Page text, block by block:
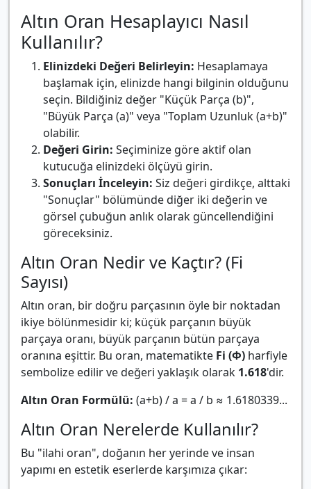
Altın Oran Hesaplayıcı Nasıl
Kullanılır?
Elinizdeki Değeri Belirleyin: Hesaplamaya
başlamak için, elinizde hangi bilginin olduğunu
seçin. Bildiğiniz değer "Küçük Parça (b)",
"Büyük Parça (a)" veya "Toplam Uzunluk (a+b)"
olabilir.
Değeri Girin: Seçiminize göre aktif olan
kutucuğa elinizdeki ölçüyü girin.
Sonuçları İnceleyin: Siz değeri girdikçe, alttaki
"Sonuçlar" bölümünde diğer iki değerin ve
görsel çubuğun anlık olarak güncellendiğini
göreceksiniz.
Altın Oran Nedir ve Kaçtır? (Fi
Sayısı)
Altın oran, bir doğru parçasının öyle bir noktadan
ikiye bölünmesidir ki; küçük parçanın büyük
parçaya oranı, büyük parçanın bütün parçaya
oranına eşittir. Bu oran, matematikte Fi (Φ) harfiyle
sembolize edilir ve değeri yaklaşık olarak 1.618'dir.
Altın Oran Formülü: (a+b) / a = a / b ≈ 1.6180339...
Altın Oran Nerelerde Kullanılır?
Bu "ilahi oran", doğanın her yerinde ve insan
yapımı en estetik eserlerde karşımıza çıkar: